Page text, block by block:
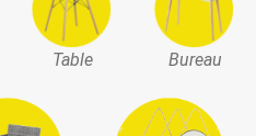
Table Bureau